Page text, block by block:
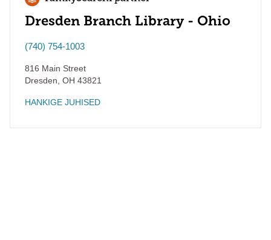
Dresden Branch Library - Ohio
(740) 754-1003
816 Main Street
Dresden OH 43821
HANKIGE JUHISED